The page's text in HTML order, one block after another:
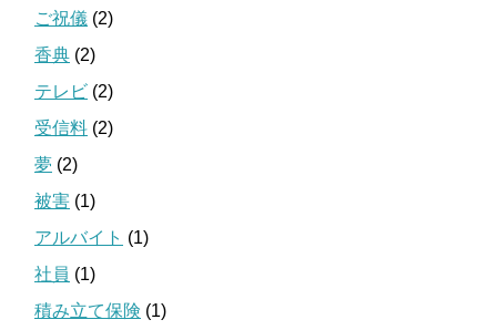
ご祝儀 (2)
香典 (2)
テレビ (2)
受信料 (2)
夢 (2)
被害 (1)
アルバイト (1)
社員 (1)
積み立て保険 (1)